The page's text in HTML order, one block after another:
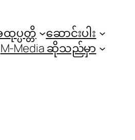
ပ္ပတ္တိ
ဆောင်းပါး
M-Media ဆိုသည်မှာ